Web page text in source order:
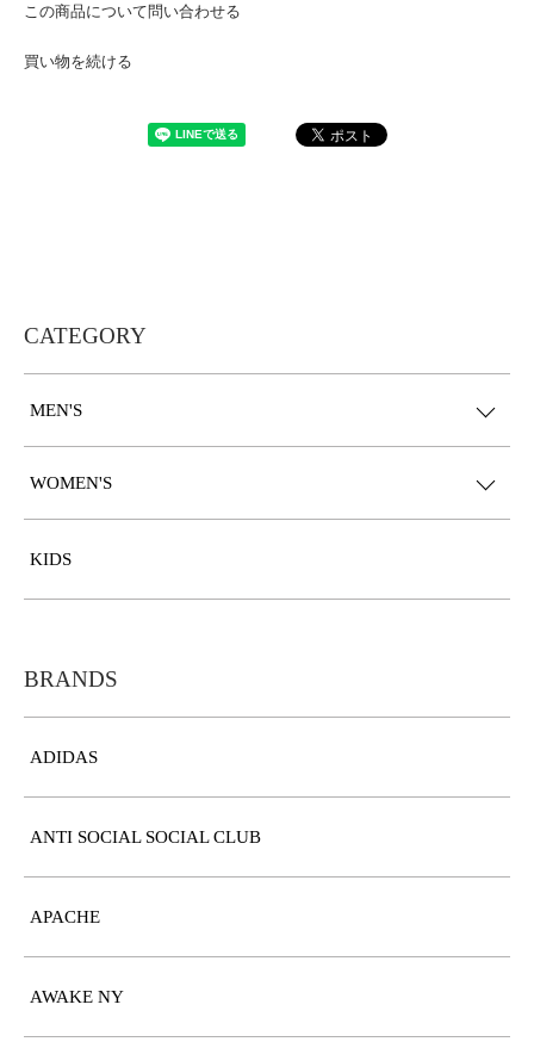
この商品について問い合わせる
買い物を続ける
CATEGORY
MEN'S
WOMEN'S
KIDS
BRANDS
ADIDAS
ANTI SOCIAL SOCIAL CLUB
APACHE
AWAKE NY